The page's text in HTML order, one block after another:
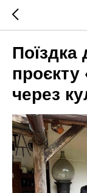
Поїздка
через